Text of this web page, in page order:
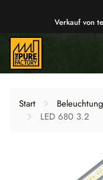
Verkauf von
Start Beleuchtung
LED 680 3.2